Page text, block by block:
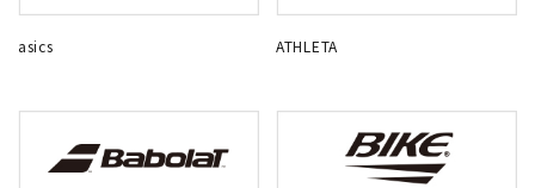
asics ATHLETA